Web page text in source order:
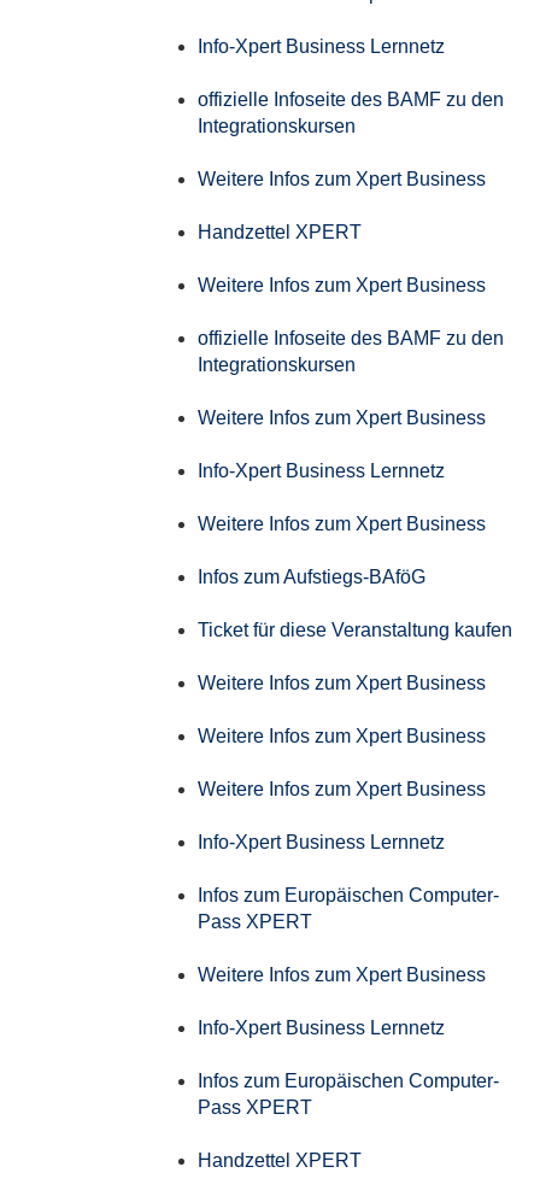
Info-Xpert Business Lernnetz
offizielle Infoseite des BAMF zu den
Integrationskursen
Weitere Infos zum Xpert Business
Handzettel XPERT
Weitere Infos zum Xpert Business
offizielle Infoseite des BAMF zu den
Integrationskursen
Weitere Infos zum Xpert Business
Info-Xpert Business Lernnetz
Weitere Infos zum Xpert Business
Infos zum Aufstiegs-BAföG
Ticket für diese Veranstaltung kaufen
Weitere Infos zum Xpert Business
Weitere Infos zum Xpert Business
Weitere Infos zum Xpert Business
Info-Xpert Business Lernnetz
Infos zum Europäischen Computer-
Pass XPERT
Weitere Infos zum Xpert Business
Info-Xpert Business Lernnetz
Infos zum Europäischen Computer-
Pass XPERT
Handzettel XPERT